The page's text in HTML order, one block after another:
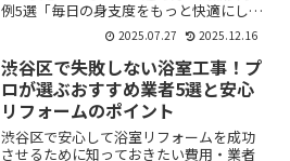
例5選「毎日の身支度をもっと快適にした
い」「古くなった洗面台の使い勝手や見
た目が気になる」「水漏れや収納不足が
不安」——マンションの洗面所リフォー
ムや洗面台交換を考え始め...
2025.07.27 2025.12.16
渋谷区で失敗しない浴室工事！プ
ロが選ぶおすすめ業者5選と安心
リフォームのポイント
渋谷区で安心して浴室リフォームを成功
させるために知っておきたい費用・業者